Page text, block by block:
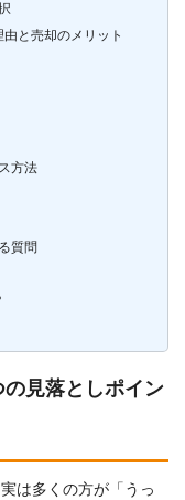
と売却のメリット
方法
質問
見落としポイン
は多くの方が「うっ